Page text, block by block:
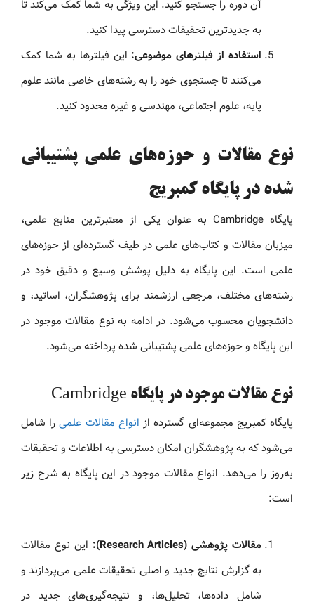
آن دوره را جستجو کنید. این ویژگی به شما کمک می‌کند تا
به جدیدترین تحقیقات دسترسی پیدا کنید.
استفاده از فیلترهای موضوعی: این فیلترها به شما کمک
می‌کنند تا جستجوی خود را به رشته‌های خاصی مانند علوم
پایه، علوم اجتماعی، مهندسی و غیره محدود کنید.
نوع مقالات و حوزه‌های علمی پشتیبانی
شده در پایگاه کمبریج
پایگاه Cambridge به عنوان یکی از معتبرترین منابع علمی،
میزبان مقالات و کتاب‌های علمی در طیف گسترده‌ای از حوزه‌های
علمی است. این پایگاه به دلیل پوشش وسیع و دقیق خود در
رشته‌های مختلف، مرجعی ارزشمند برای پژوهشگران، اساتید، و
دانشجویان محسوب می‌شود. در ادامه به نوع مقالات موجود در
این پایگاه و حوزه‌های علمی پشتیبانی شده پرداخته می‌شود.
نوع مقالات موجود در پایگاه Cambridge
پایگاه کمبریج مجموعه‌ای گسترده از انواع مقالات علمیرا شامل
می‌شود که به پژوهشگران امکان دسترسی به اطلاعات و تحقیقات
به‌روز را می‌دهد. انواع مقالات موجود در این پایگاه به شرح زیر
است:
مقالات پژوهشی (Research Articles):
این نوع مقالات
به گزارش نتایج جدید و اصلی تحقیقات علمی می‌پردازند و
شامل داده‌ها، تحلیل‌ها، و نتیجه‌گیری‌های جدید در